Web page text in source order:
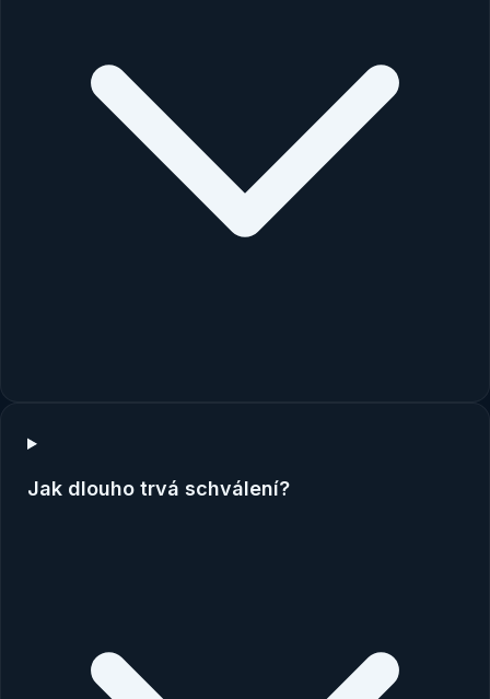
Jak dlouho trvá schválení?